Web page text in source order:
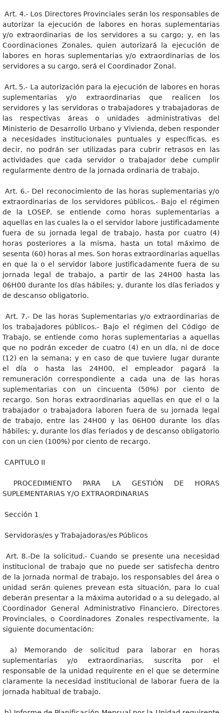
Art. 4.- Los Directores Provinciales serán los responsables de
autorizar la ejecución de labores en horas suplementarias
y/o extraordinarias de los servidores a su cargo; y, en las
Coordinaciones Zonales, quien autorizará la ejecución de
labores en horas suplementarias y/o extraordinarias de los
servidores a su cargo, será el Coordinador Zonal.
Art. 5.- La autorización para la ejecución de labores en horas
suplementarias y/o extraordinarias que realicen los
servidores y las servidoras o trabajadores y trabajadoras de
las respectivas áreas o unidades administrativas del
Ministerio de Desarrollo Urbano y Vivienda, deben responder
a necesidades institucionales puntuales y específicas, es
decir, no podrán ser utilizadas para cubrir retrasos en las
actividades que cada servidor o trabajador debe cumplir
regularmente dentro de la jornada ordinaria de trabajo.
Art. 6.- Del reconocimiento de las horas suplementarias y/o
extraordinarias de los servidores públicos.- Bajo el régimen
de la LOSEP, se entiende como horas suplementarias a
aquellas en las cuales la o el servidor labore justificadamente
fuera de su jornada legal de trabajo, hasta por cuatro (4)
horas posteriores a la misma, hasta un total máximo de
sesenta (60) horas al mes. Son horas extraordinarias aquellas
en que la o el servidor labore justificadamente fuera de su
jornada legal de trabajo, a partir de las 24H00 hasta las
06H00 durante los días hábiles; y, durante los días feriados y
de descanso obligatorio.
Art. 7.- De las horas Suplementarias y/o extraordinarias de
los trabajadores públicos.- Bajo el régimen del Código de
Trabajo, se entiende como horas suplementarias a aquellas
que no podrán exceder de cuatro (4) en un día, ni de doce
(12) en la semana; y en caso de que tuviere lugar durante
el día o hasta las 24H00, el empleador pagará la
remuneración correspondiente a cada una de las horas
suplementarias con un cincuenta (50%) por ciento de
recargo. Son horas extraordinarias aquellas en que el o la
trabajador o trabajadora laboren fuera de su jornada legal
de trabajo, entre las 24H00 y las 06H00 durante los días
hábiles; y, durante los días feriados y de descanso obligatorio
con un cien (100%) por ciento de recargo.
CAPITULO II
PROCEDIMIENTO PARA LA GESTIÓN DE HORAS
SUPLEMENTARIAS Y/O EXTRAORDINARIAS
Sección 1
Servidoras/es y Trabajadoras/es Públicos
Art. 8.-De la solicitud.- Cuando se presente una necesidad
institucional de trabajo que no puede ser satisfecha dentro
de la jornada normal de trabajo, los responsables del área o
unidad serán quienes prevean esta situación, para lo cual
deberán presentar a la máxima autoridad o a su delegado, al
Coordinador General Administrativo Financiero, Directores
Provinciales, o Coordinadores Zonales respectivamente, la
siguiente documentación:
a) Memorando de solicitud para laborar en horas
suplementarias y/o extraordinarias, suscrita por el
responsable de la unidad requirente en el que se determine
claramente la necesidad institucional de laborar fuera de la
jornada habitual de trabajo.